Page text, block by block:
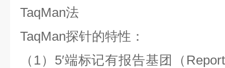
TaqMan法
TaqMan探针的特性：
（ 1） 5′端标记有报告基团（